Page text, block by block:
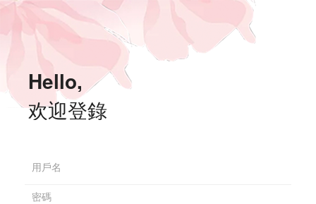
Hello,
欢迎登錄
用戶名
密碼